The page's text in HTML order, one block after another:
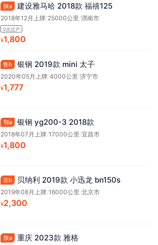
陕a 建设雅马哈 2018款 福禧125
2018年12月上牌/25000公里 /渭南市
0次过户
¥1,800
鲁h 银钢 2019款 mini 太子
2020年05月上牌/4000公里 /济宁市
¥1,777
鄂e 银钢 yg200-3 2018款
2018年07月上牌/17000公里 /宜昌市
¥1,800
京b 贝纳利 2019款 小迅龙 bn150s
2019年08月上牌/16000公里 /北京市
¥2,300
陕a 重庆 2023款 雅格